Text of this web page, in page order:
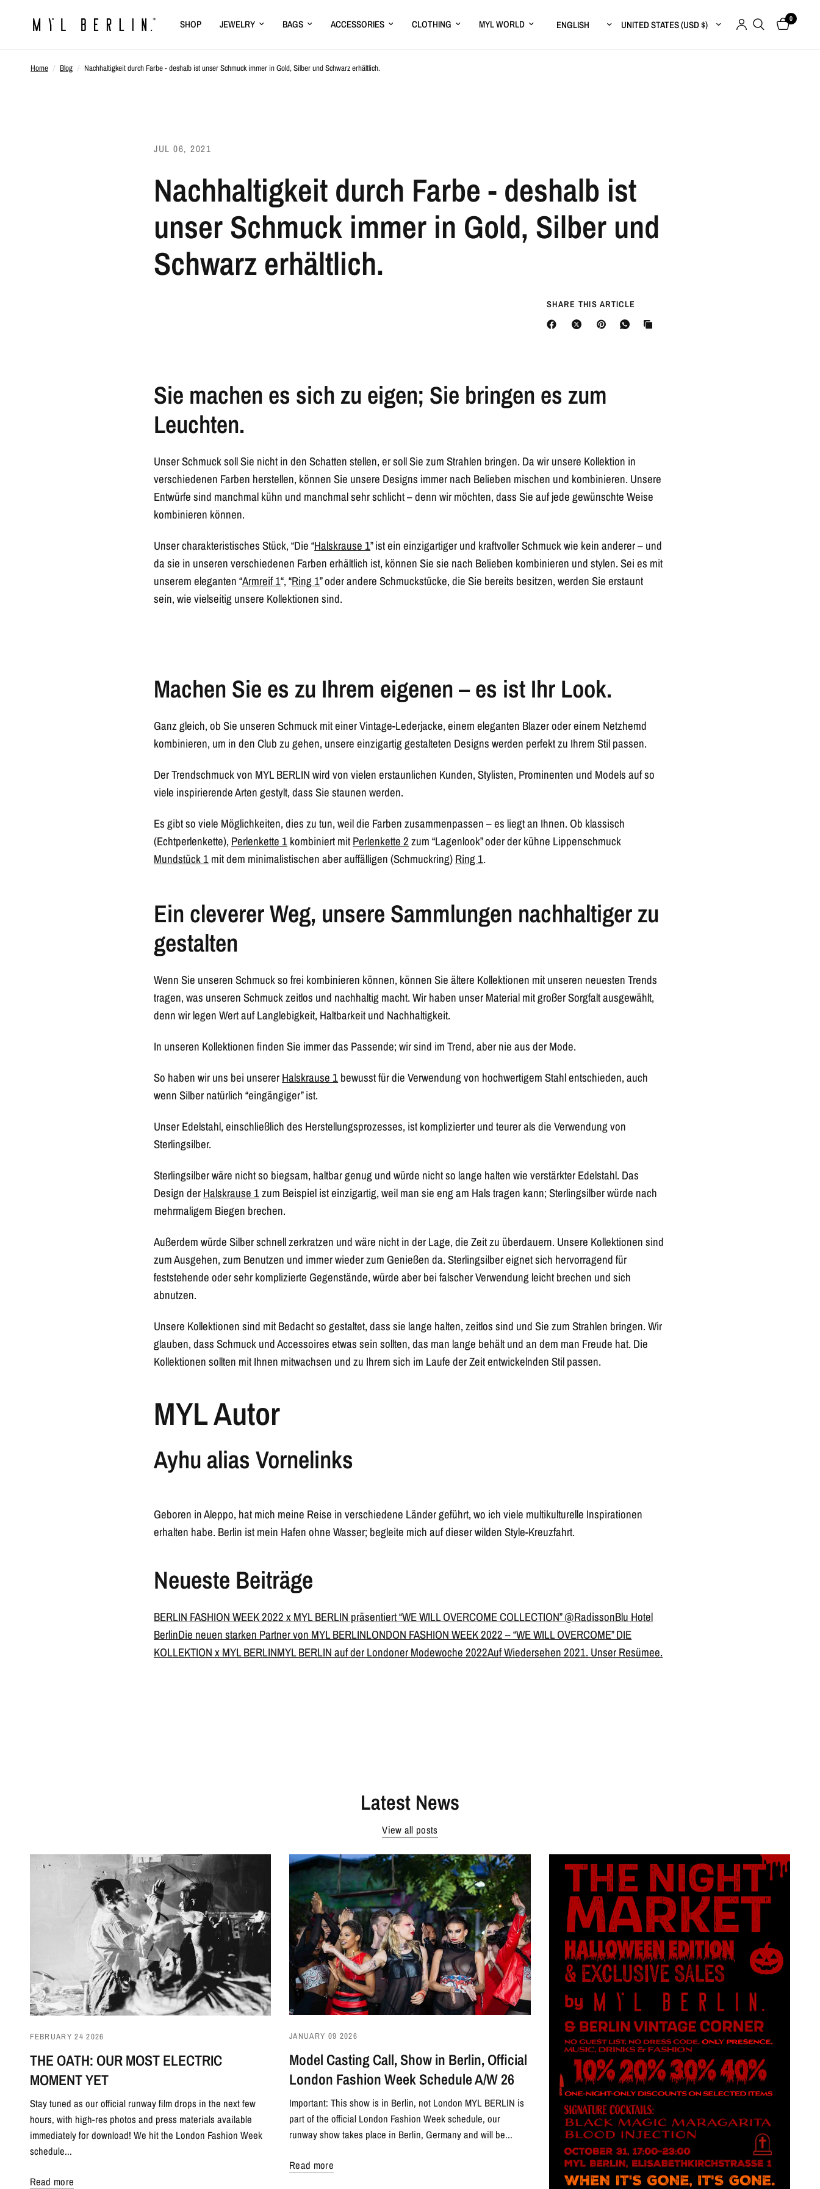
SHOP JEWELRY BAGS ACCESSORIES CLOTHING MYL WORLD Update country/regionUpdate country/region 0
Home / Blog / Nachhaltigkeit durch Farbe - deshalb ist unser Schmuck immer in Gold, Silber und Schwarz erhältlich.
JUL 06, 2021
Nachhaltigkeit durch Farbe - deshalb ist
unser Schmuck immer in Gold, Silber und
Schwarz erhältlich.
SHARE THIS ARTICLE
Sie machen es sich zu eigen; Sie bringen es zum
Leuchten.
Unser Schmuck soll Sie nicht in den Schatten stellen, er soll Sie zum Strahlen bringen. Da wir unsere Kollektion in
verschiedenen Farben herstellen, können Sie unsere Designs immer nach Belieben mischen und kombinieren. Unsere
Entwürfe sind manchmal kühn und manchmal sehr schlicht – denn wir möchten, dass Sie auf jede gewünschte Weise
kombinieren können.
Unser charakteristisches Stück, “Die “Halskrause 1” ist ein einzigartiger und kraftvoller Schmuck wie kein anderer – und
da sie in unseren verschiedenen Farben erhältlich ist, können Sie sie nach Belieben kombinieren und stylen. Sei es mit
unserem eleganten “Armreif 1“, “Ring 1” oder andere Schmuckstücke, die Sie bereits besitzen, werden Sie erstaunt
sein, wie vielseitig unsere Kollektionen sind.
Machen Sie es zu Ihrem eigenen – es ist Ihr Look.
Ganz gleich, ob Sie unseren Schmuck mit einer Vintage-Lederjacke, einem eleganten Blazer oder einem Netzhemd
kombinieren, um in den Club zu gehen, unsere einzigartig gestalteten Designs werden perfekt zu Ihrem Stil passen.
Der Trendschmuck von MYL BERLIN wird von vielen erstaunlichen Kunden, Stylisten, Prominenten und Models auf so
viele inspirierende Arten gestylt, dass Sie staunen werden.
Es gibt so viele Möglichkeiten, dies zu tun, weil die Farben zusammenpassen – es liegt an Ihnen. Ob klassisch
(Echtperlenkette), Perlenkette 1 kombiniert mit Perlenkette 2 zum “Lagenlook” oder der kühne Lippenschmuck
Mundstück 1 mit dem minimalistischen aber auffälligen (Schmuckring) Ring 1.
Ein cleverer Weg, unsere Sammlungen nachhaltiger zu
gestalten
Wenn Sie unseren Schmuck so frei kombinieren können, können Sie ältere Kollektionen mit unseren neuesten Trends
tragen, was unseren Schmuck zeitlos und nachhaltig macht. Wir haben unser Material mit großer Sorgfalt ausgewählt,
denn wir legen Wert auf Langlebigkeit, Haltbarkeit und Nachhaltigkeit.
In unseren Kollektionen finden Sie immer das Passende; wir sind im Trend, aber nie aus der Mode.
So haben wir uns bei unserer Halskrause 1 bewusst für die Verwendung von hochwertigem Stahl entschieden, auch
wenn Silber natürlich “eingängiger” ist.
Unser Edelstahl, einschließlich des Herstellungsprozesses, ist komplizierter und teurer als die Verwendung von
Sterlingsilber.
Sterlingsilber wäre nicht so biegsam, haltbar genug und würde nicht so lange halten wie verstärkter Edelstahl. Das
Design der Halskrause 1zum Beispiel ist einzigartig, weil man sie eng am Hals tragen kann; Sterlingsilber würde nach
mehrmaligem Biegen brechen.
Außerdem würde Silber schnell zerkratzen und wäre nicht in der Lage, die Zeit zu überdauern. Unsere Kollektionen sind
zum Ausgehen, zum Benutzen und immer wieder zum Genießen da. Sterlingsilber eignet sich hervorragend für
feststehende oder sehr komplizierte Gegenstände, würde aber bei falscher Verwendung leicht brechen und sich
abnutzen.
Unsere Kollektionen sind mit Bedacht so gestaltet, dass sie lange halten, zeitlos sind und Sie zum Strahlen bringen. Wir
glauben, dass Schmuck und Accessoires etwas sein sollten, das man lange behält und an dem man Freude hat. Die
Kollektionen sollten mit Ihnen mitwachsen und zu Ihrem sich im Laufe der Zeit entwickelnden Stil passen.
MYL Autor
Ayhu alias Vornelinks
Geboren in Aleppo, hat mich meine Reise in verschiedene Länder geführt, wo ich viele multikulturelle Inspirationen
erhalten habe. Berlin ist mein Hafen ohne Wasser; begleite mich auf dieser wilden Style-Kreuzfahrt.
Neueste Beiträge
BERLIN FASHION WEEK 2022 x MYL BERLIN präsentiert “WE WILL OVERCOME COLLECTION” @RadissonBlu Hotel
BerlinDie neuen starken Partner von MYL BERLINLONDON FASHION WEEK 2022 – “WE WILL OVERCOME” DIE
KOLLEKTION x MYL BERLINMYL BERLIN auf der Londoner Modewoche 2022Auf Wiedersehen 2021. Unser Resümee.
Latest News
View all posts
FEBRUARY 24 2026
THE OATH: OUR MOST ELECTRIC
MOMENT YET
Stay tuned as our official runway film drops in the next few
hours, with high-res photos and press materials available
immediately for download! We hit the London Fashion Week
schedule...
Read more
JANUARY 09 2026
Model Casting Call, Show in Berlin, Official
London Fashion Week Schedule A/W 26
Important: This show is in Berlin, not London MYL BERLIN is
part of the official London Fashion Week schedule, our
runway show takes place in Berlin, Germany and will be...
Read more